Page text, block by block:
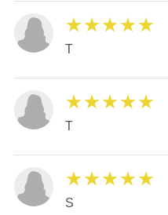
★★★★★
T
★★★★★
T
★★★★★
S